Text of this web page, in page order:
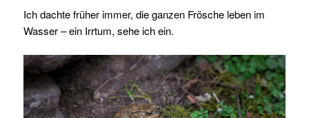
Ich dachte früher immer, die ganzen Frösche leben im
Wasser – ein Irrtum, sehe ich ein.